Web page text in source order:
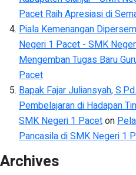
Pacet Raih Apresiasi di
Piala Kemenangan
Negeri 1 Pacet - SMK
Mengemban Tugas Baru
Pacet
Bapak Fajar Juliansyah,
Pembelajaran di Hadapan
SMK Negeri 1 Paceton
Pancasila di SMK Negeri 1
Archives